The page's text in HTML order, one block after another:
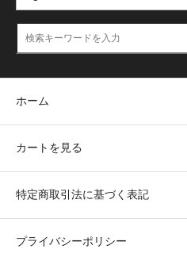
ホーム
カートを見る
特定商取引法に基づく表記
プライバシーポリシー